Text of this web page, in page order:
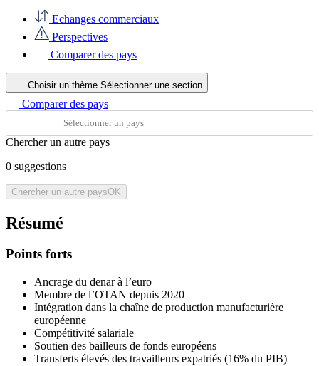
Echanges commerciaux
Perspectives
Comparer des pays
Choisir un thème Sélectionner une section
Comparer des pays
Chercher un autre pays
0 suggestions
Chercher un autre paysOK
Résumé
Points forts
Ancrage du denar à l’euro
Membre de l’OTAN depuis 2020
Intégration dans la chaîne de production manufacturière
européenne
Compétitivité salariale
Soutien des bailleurs de fonds européens
Transferts élevés des travailleurs expatriés (16% du PIB)